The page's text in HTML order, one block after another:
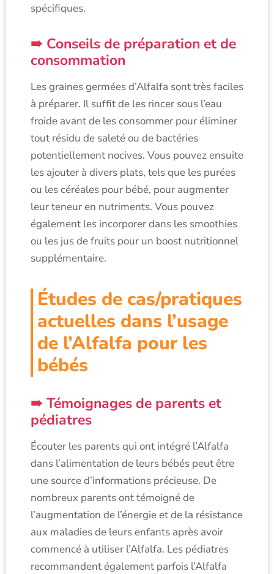
spécifiques.
Conseils de préparation et de
consommation
Les graines germées d’Alfalfa sont très faciles
à préparer. Il suffit de les rincer sous l’eau
froide avant de les consommer pour éliminer
tout résidu de saleté ou de bactéries
potentiellement nocives. Vous pouvez ensuite
les ajouter à divers plats, tels que les purées
ou les céréales pour bébé, pour augmenter
leur teneur en nutriments. Vous pouvez
également les incorporer dans les smoothies
ou les jus de fruits pour un boost nutritionnel
supplémentaire.
Études de cas/pratiques
actuelles dans l’usage
de l’Alfalfa pour les
bébés
Témoignages de parents et
pédiatres
Écouter les parents qui ont intégré l’Alfalfa
dans l’alimentation de leurs bébés peut être
une source d’informations précieuse. De
nombreux parents ont témoigné de
l’augmentation de l’énergie et de la résistance
aux maladies de leurs enfants après avoir
commencé à utiliser l’Alfalfa. Les pédiatres
recommandent également parfois l’Alfalfa